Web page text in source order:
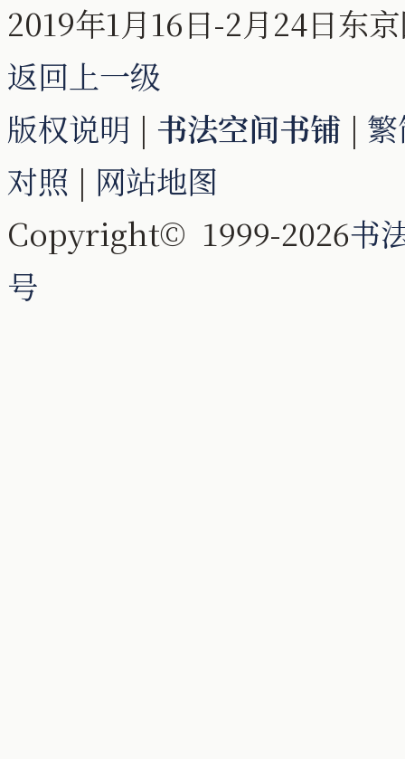
2019年1月16日-2月24日东
返回上一级
版权说明 | 书法空间书铺 |
对照 | 网站地图
Copyright© 1999-2026书
号